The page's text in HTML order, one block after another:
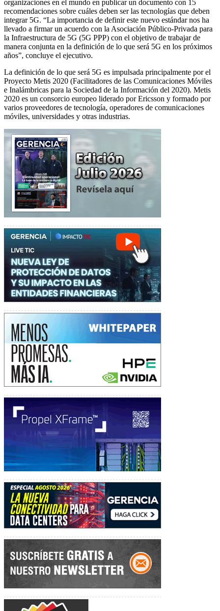
organizaciones en el mundo en publicar un documento con 15
recomendaciones sobre cuáles deben ser las tecnologías que deben
integrar 5G. “La importancia de definir este nuevo estándar nos ha
llevado a firmar un acuerdo con la Asociación Público-Privada para
la Infraestructura de 5G (5G PPP) con el objetivo de trabajar de
manera conjunta en la definición de lo que será 5G en los próximos
años”, concluye el ejecutivo.
La definición de lo que será 5G es impulsada principalmente por el
Proyecto Metis 2020 (Facilitadores de las Comunicaciones Móviles
e Inalámbricas para la Sociedad de la Información del 2020). Metis
2020 es un consorcio europeo liderado por Ericsson y formado por
varios proveedores de tecnología, operadores de comunicaciones
móviles, universidades y otras industrias.